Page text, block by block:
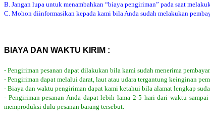
B. Jangan lupa untuk menambahkan “biaya pengiriman” pada saat
C. Mohon diinformasikan kepada kami bila Anda sudah melakukan
BIAYA DAN WAKTU KIRIM :
- Pengiriman pesanan dapat dilakukan bila kami sudah menerima
- Pengiriman dapat melalui darat, laut atau udara tergantung keinginan
- Biaya dan waktu pengiriman dapat kami ketahui bila alamat lengkap
- Pengiriman pesanan Anda dapat lebih lama 2-5 hari dari waktu
memproduksi dulu pesanan barang tersebut.